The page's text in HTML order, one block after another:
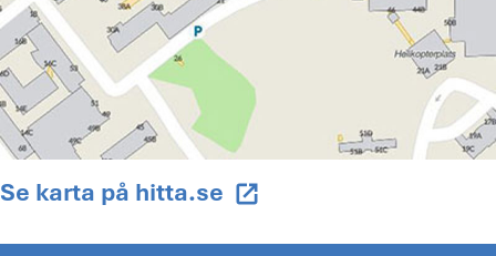
Se karta på hitta.se open_in_new